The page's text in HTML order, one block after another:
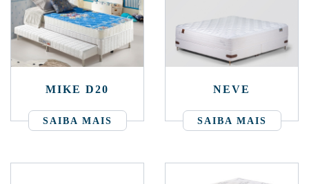
MIKE D20
SAIBA MAIS
NEVE
SAIBA MAIS